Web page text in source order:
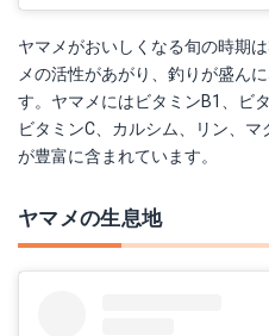
ヤマメがおいしくなる旬の時期
メの活性があがり、釣りが盛ん
す。ヤマメにはビタミンB1、ビ
ビタミンC、カルシム、リン、
が豊富に含まれています。
ヤマメの生息地